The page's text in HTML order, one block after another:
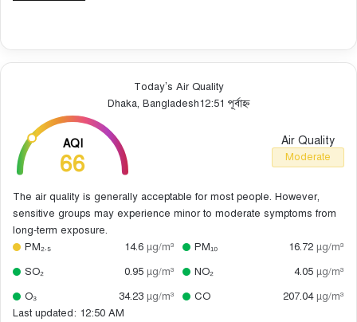
Today’s Air Quality
Dhaka, Bangladesh12:51 পূর্বাহ্ন
AQI
66
Air Quality
Moderate
The air quality is generally acceptable for most people. However,
sensitive groups may experience minor to moderate symptoms from
long-term exposure.
PM₂.₅
14.6 µg/m³ PM₁₀ 16.72 µg/m³
SO₂
0.95 µg/m³ NO₂ 4.05 µg/m³
O₃
34.23 µg/m³ CO 207.04 µg/m³
Last updated: 12:50 AM